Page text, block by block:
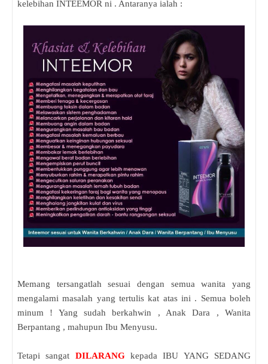
kelebihan INTEEMOR ni . Antaranya ialah :
Memang tersangatlah sesuai dengan semua wanita yang
mengalami masalah yang tertulis kat atas ini . Semua boleh
minum ! Yang sudah berkahwin , Anak Dara , Wanita
Berpantang , mahupun Ibu Menyusu.
Tetapi sangat DILARANGkepada IBU YANG SEDANG